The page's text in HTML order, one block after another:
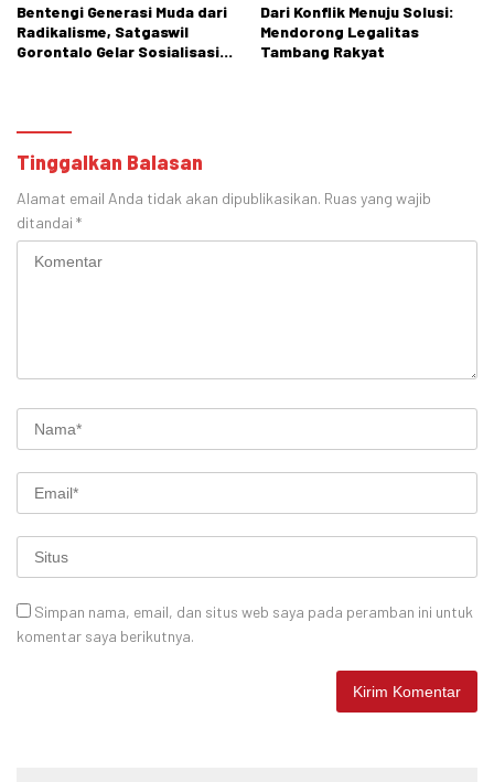
Bentengi Generasi Muda dari
Radikalisme, Satgaswil
Gorontalo Gelar Sosialisasi
Dari Konflik Menuju Solusi:
Mendorong Legalitas
Tambang Rakyat
Tinggalkan Balasan
Alamat email Anda tidak akan dipublikasikan. Ruas yang wajib
ditandai *
Simpan nama, email, dan situs web saya pada peramban ini untuk
komentar saya berikutnya.